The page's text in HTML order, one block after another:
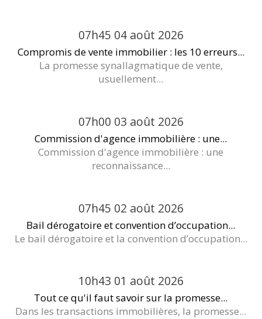
07h45 04 août 2026
Compromis de vente immobilier : les 10 erreurs...
La promesse synallagmatique de vente,
usuellement...
07h00 03 août 2026
Commission d'agence immobilière : une...
Commission d'agence immobilière : une
reconnaissance...
07h45 02 août 2026
Bail dérogatoire et convention d’occupation...
Le bail dérogatoire et la convention d’occupation...
10h43 01 août 2026
Tout ce qu'il faut savoir sur la promesse...
Dans les transactions immobilières, la promesse...